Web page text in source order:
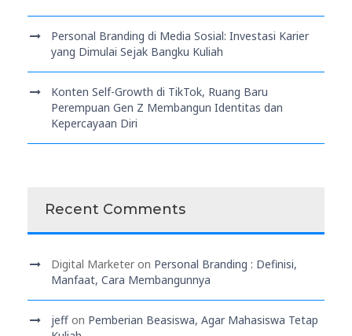
Personal Branding di Media Sosial: Investasi Karier
yang Dimulai Sejak Bangku Kuliah
Konten Self-Growth di TikTok, Ruang Baru
Perempuan Gen Z Membangun Identitas dan
Kepercayaan Diri
Recent Comments
Digital Marketer on Personal Branding : Definisi,
Manfaat, Cara Membangunnya
jeff on Pemberian Beasiswa, Agar Mahasiswa Tetap